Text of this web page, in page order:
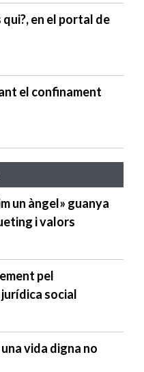
qui?, en el portal de
el confinament
un àngel» guanya
i valors
pel
social
vida digna no